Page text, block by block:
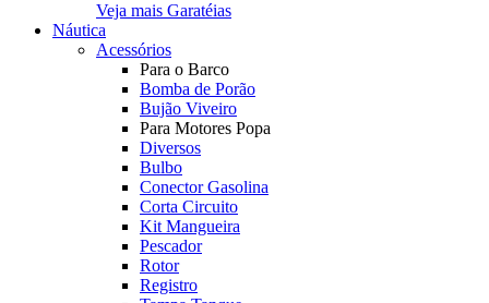
Veja mais Garatéias
Náutica
Acessórios
Para o Barco
Bomba de Porão
Bujão Viveiro
Para Motores Popa
Diversos
Bulbo
Conector Gasolina
Corta Circuito
Kit Mangueira
Pescador
Rotor
Registro